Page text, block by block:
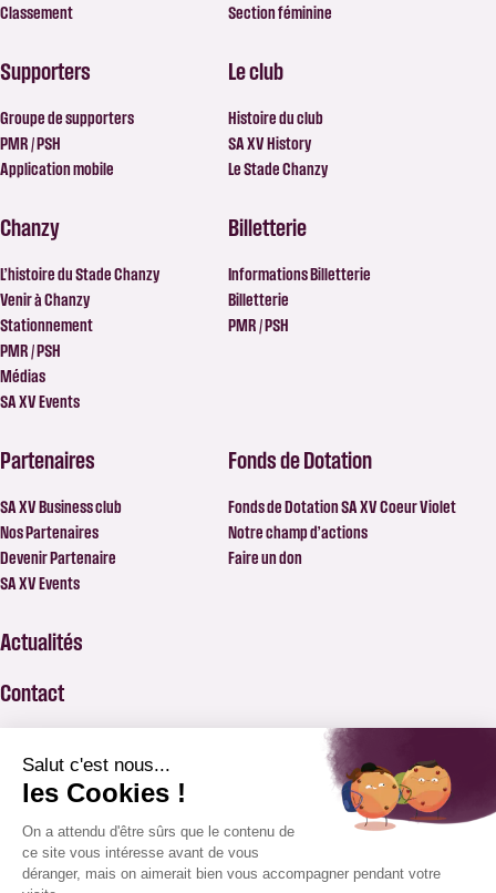
Classement
Section féminine
Supporters
Groupe de supporters
PMR / PSH
Application mobile
Le club
Histoire du club
SA XV History
Le Stade Chanzy
Chanzy
L’histoire du Stade Chanzy
Venir à Chanzy
Stationnement
PMR / PSH
Médias
SA XV Events
Billetterie
Informations Billetterie
Billetterie
PMR / PSH
Partenaires
SA XV Business club
Nos Partenaires
Devenir Partenaire
SA XV Events
Fonds de Dotation
Fonds de Dotation SA XV Coeur Violet
Notre champ d’actions
Faire un don
Actualités
Contact
BILLETTERIE
APPLICATION SAXV